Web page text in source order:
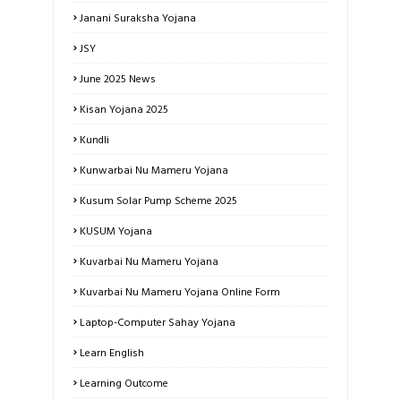
Janani Suraksha Yojana
JSY
June 2025 News
Kisan Yojana 2025
Kundli
Kunwarbai Nu Mameru Yojana
Kusum Solar Pump Scheme 2025
KUSUM Yojana
Kuvarbai Nu Mameru Yojana
Kuvarbai Nu Mameru Yojana Online Form
Laptop-Computer Sahay Yojana
Learn English
Learning Outcome